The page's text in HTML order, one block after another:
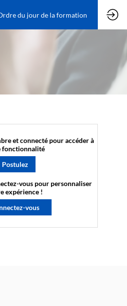
du jour de la formation
et connecté pour accéder à
fonctionnalité
Postulez
vous pour personnaliser
expérience !​
vous